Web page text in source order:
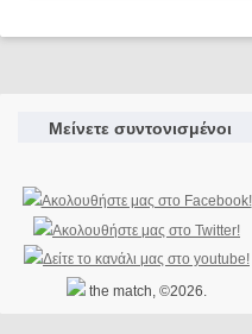
Μείνετε συντονισμένοι
the match, ©2026.